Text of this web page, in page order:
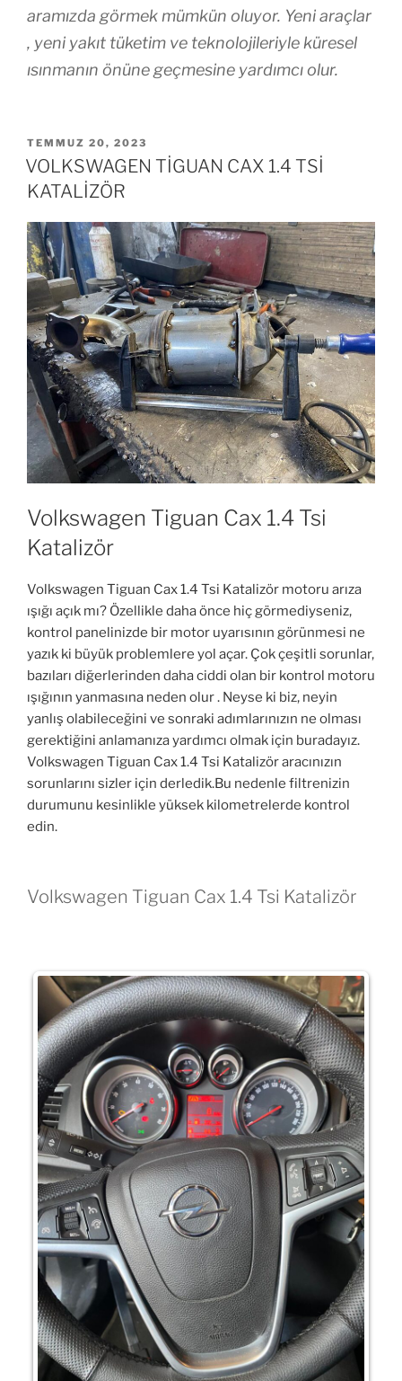
aramızda görmek mümkün oluyor. Yeni araçlar
, yeni yakıt tüketim ve teknolojileriyle küresel
ısınmanın önüne geçmesine yardımcı olur.
YAYIM
TARIHI
TEMMUZ 20, 2023
VOLKSWAGEN TİGUAN CAX 1.4 TSİ
KATALİZÖR
Volkswagen Tiguan Cax 1.4 Tsi
Katalizör
Volkswagen Tiguan Cax 1.4 Tsi Katalizör motoru arıza
ışığı açık mı? Özellikle daha önce hiç görmediyseniz,
kontrol panelinizde bir motor uyarısının görünmesi ne
yazık ki büyük problemlere yol açar. Çok çeşitli sorunlar,
bazıları diğerlerinden daha ciddi olan bir kontrol motoru
ışığının yanmasına neden olur . Neyse ki biz, neyin
yanlış olabileceğini ve sonraki adımlarınızın ne olması
gerektiğini anlamanıza yardımcı olmak için buradayız.
Volkswagen Tiguan Cax 1.4 Tsi Katalizör aracınızın
sorunlarını sizler için derledik.Bu nedenle filtrenizin
durumunu kesinlikle yüksek kilometrelerde kontrol
edin.
Volkswagen Tiguan Cax 1.4 Tsi Katalizör